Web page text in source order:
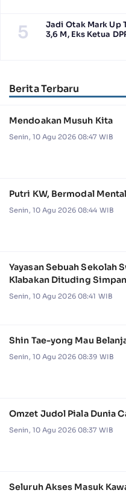
5
Jadi Otak Mark Up
3,6 M, Eks Ketua
Berita Terbaru
Mendoakan Musuh Kita
Senin, 10 Agu 2026 08:47 WIB
Putri KW, Bermodal
Senin, 10 Agu 2026 08:44 WIB
Yayasan Sebuah Sekolah
Klabakan Dituding
Senin, 10 Agu 2026 08:41 WIB
Shin Tae-yong Mau
Senin, 10 Agu 2026 08:39 WIB
Omzet Judol Piala Dunia
Senin, 10 Agu 2026 08:37 WIB
Seluruh Akses Masuk